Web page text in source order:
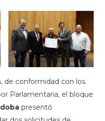
de conformidad con los
Parlamentaria, el bloque
presentó